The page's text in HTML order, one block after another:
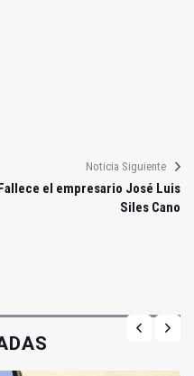
Noticia Siguiente
el empresario José Luis
Siles Cano